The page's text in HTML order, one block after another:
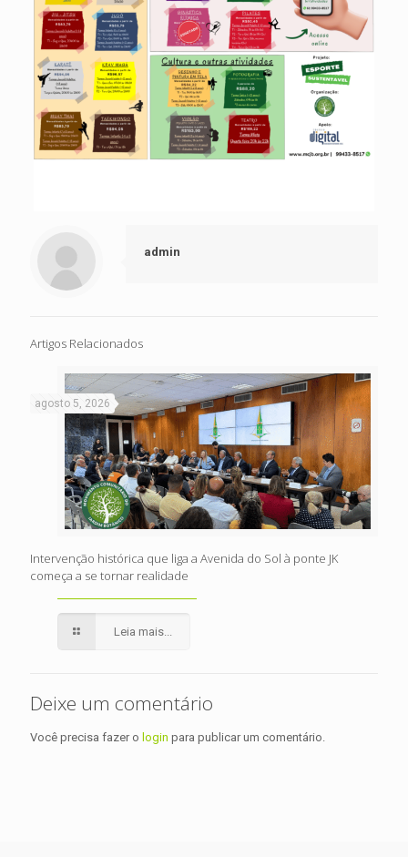
admin
Artigos Relacionados
agosto 5, 2026
Intervenção histórica que liga a Avenida do Sol à ponte JK
começa a se tornar realidade
Leia mais...
Deixe um comentário
Você precisa fazer o login para publicar um comentário.